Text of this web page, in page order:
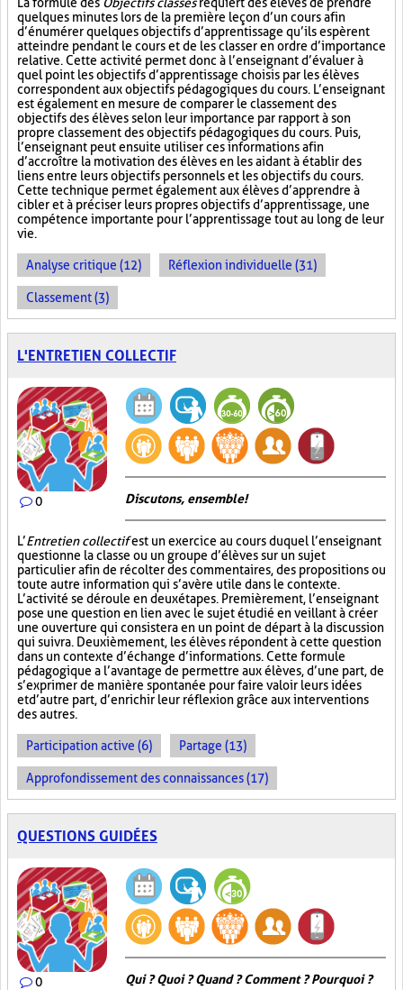
quelques minutes lors de la première leçon d’un cours afin
d’énumérer quelques objectifs d’apprentissage qu’ils espèrent
atteindre pendant le cours et de les classer en ordre d’importance
relative. Cette activité permet donc à l’enseignant d’évaluer à
quel point les objectifs d’apprentissage choisis par les élèves
correspondent aux objectifs pédagogiques du cours. L’enseignant
est également en mesure de comparer le classement des
objectifs des élèves selon leur importance par rapport à son
propre classement des objectifs pédagogiques du cours. Puis,
l’enseignant peut ensuite utiliser ces informations afin
d’accroître la motivation des élèves en les aidant à établir des
liens entre leurs objectifs personnels et les objectifs du cours.
Cette technique permet également aux élèves d’apprendre à
cibler et à préciser leurs propres objectifs d’apprentissage, une
compétence importante pour l’apprentissage tout au long de leur
vie.
Analyse critique (12) Réflexion individuelle (31)
Classement (3)
L'ENTRETIEN COLLECTIF
0 Discutons, ensemble!
L’Entretien collectifest un exercice au cours duquel l’enseignant
questionne la classe ou un groupe d’élèves sur un sujet
particulier afin de récolter des commentaires, des propositions ou
toute autre information qui s’avère utile dans le contexte.
L’activité se déroule en deux étapes. Premièrement, l’enseignant
pose une question en lien avec le sujet étudié en veillant à créer
une ouverture qui consistera en un point de départ à la discussion
qui suivra. Deuxièmement, les élèves répondent à cette question
dans un contexte d’échange d’informations. Cette formule
pédagogique a l’avantage de permettre aux élèves, d’une part, de
s’exprimer de manière spontanée pour faire valoir leurs idées
et d’autre part, d’enrichir leur réflexion grâce aux interventions
des autres.
Participation active (6) Partage (13)
Approfondissement des connaissances (17)
QUESTIONS GUIDÉES
0 Qui ? Quoi ? Quand ? Comment ? Pourquoi ?